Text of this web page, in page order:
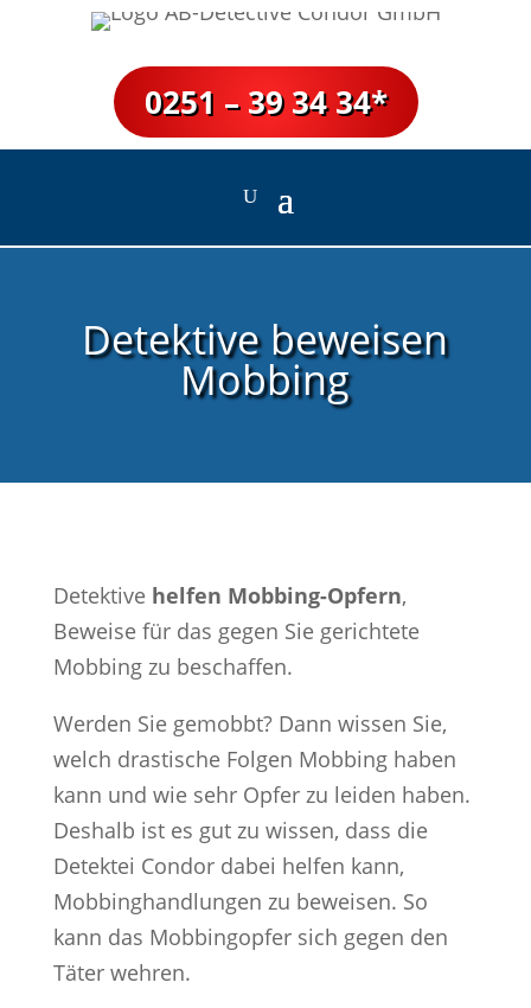
0251 – 39 34 34*
Detektive beweisen
Mobbing
Detektive helfen Mobbing-Opfern,
Beweise für das gegen Sie gerichtete
Mobbing zu beschaffen.
Werden Sie gemobbt? Dann wissen Sie,
welch drastische Folgen Mobbing haben
kann und wie sehr Opfer zu leiden haben.
Deshalb ist es gut zu wissen, dass die
Detektei Condor dabei helfen kann,
Mobbinghandlungen zu beweisen. So
kann das Mobbingopfer sich gegen den
Täter wehren.